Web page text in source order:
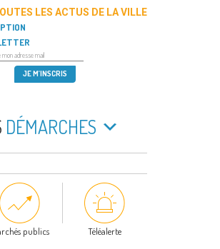
LES ACTUS DE LA VILLE
DÉMARCHES
publics Téléalerte